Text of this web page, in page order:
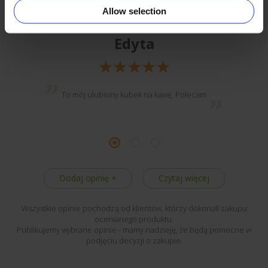
Allow selection
Edyta
To mój ulubiony kubek na kawę. Polecam
Dodaj opinię + Czytaj więcej
Wszystkie opinie pochodzą od klientów, którzy dokonali zakupu
ocenianego produktu.
Publikujemy wybrane opinie - mamy nadzieję, że będą pomocne w
podjęciu decyzji o zakupie.